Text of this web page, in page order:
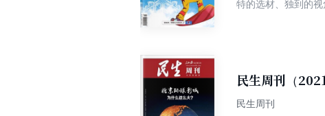
特的选材、独到的
民生周刊（
民生周刊